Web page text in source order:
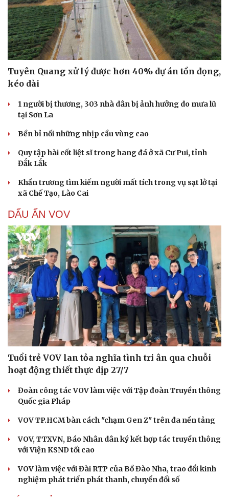
Tuyên Quang xử lý được hơn 40% dự án tồn đọng,
kéo dài
1 người bị thương, 303 nhà dân bị ảnh hưởng do mưa lũ
tại Sơn La
Bền bỉ nối những nhịp cầu vùng cao
Quy tập hài cốt liệt sĩ trong hang đá ở xã Cư Pui, tỉnh
Đắk Lắk
Khẩn trương tìm kiếm người mất tích trong vụ sạt lở tại
xã Chế Tạo, Lào Cai
DẤU ẤN VOV
Tuổi trẻ VOV lan tỏa nghĩa tình tri ân qua chuỗi
hoạt động thiết thực dịp 27/7
Đoàn công tác VOV làm việc với Tập đoàn Truyền thông
Quốc gia Pháp
VOV TP.HCM bàn cách "chạm Gen Z" trên đa nền tảng
VOV, TTXVN, Báo Nhân dân ký kết hợp tác truyền thông
với Viện KSND tối cao
VOV làm việc với Đài RTP của Bồ Đào Nha, trao đổi kinh
nghiệm phát triển phát thanh, chuyển đổi số